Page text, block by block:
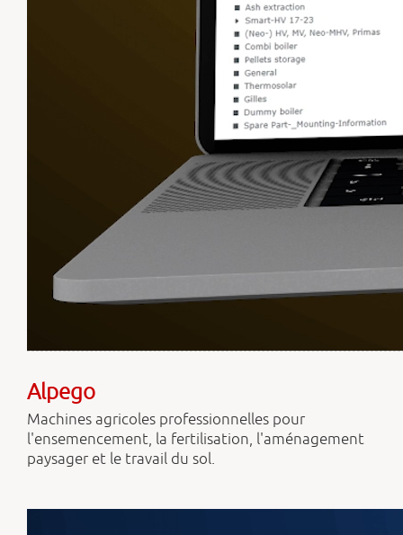
Alpego
Machines agricoles professionnelles pour
l'ensemencement, la fertilisation, l'aménagement
paysager et le travail du sol.